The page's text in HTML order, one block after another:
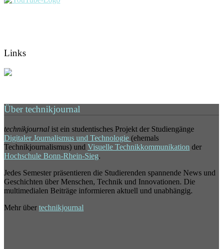
Links
Über technikjournal
technikjournal ist ein studentisches Projekt der Studiengänge
Digitaler Journalismus und Technologie (ehemals
Technikjournalismus) und Visuelle Technikkommunikation der
Hochschule Bonn-Rhein-Sieg.
Jedes Semester präsentieren die Studierenden spannende News und
Geschichten über Menschen, Technik und Innovationen. Die
multimedialen Beiträge informieren aktuell und unabhängig.
Mehr über technikjournal